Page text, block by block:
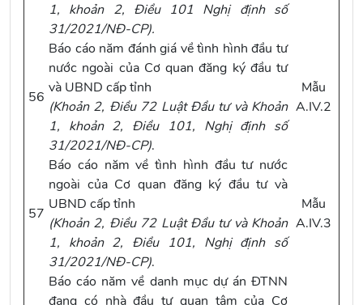
1, khoản 2, Điều 101 Nghị định số
31/2021/NĐ-CP).
56
Báo cáo năm đánh giá về tình hình đầu tư
nước ngoài của Cơ quan đăng ký đầu tư
và UBND cấp tỉnh
(Khoản 2, Điều 72 Luật Đầu tưvà Khoản
1, khoản 2, Điều 101, Nghị định số
31/2021/NĐ-CP).
Mẫu
A.IV.2
57
Báo cáo năm về tình hình đầu tư nước
ngoài của Cơ quan đăng ký đầu tư và
UBND cấp tỉnh
(Khoản 2, Điều 72 Luật Đầu tưvà Khoản
1, khoản 2, Điều 101, Nghị định số
31/2021/NĐ-CP).
Mẫu
A.IV.3
Báo cáo năm về danh mục dự án ĐTNN
đang có nhà đầu tư quan tâm của Cơ